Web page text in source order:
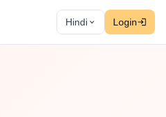
Hindi Login